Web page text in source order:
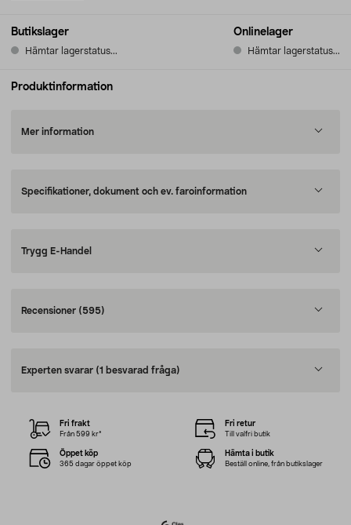
Butikslager
Hämtar lagerstatus...
Onlinelager
Hämtar lagerstatus...
Produktinformation
Mer information
Specifikationer, dokument och ev. faroinformation
Trygg E-Handel
Recensioner (595)
Experten svarar (1 besvarad fråga)
Fri frakt
Från 599 kr*
Fri retur
Till valfri butik
Öppet köp
365 dagar öppet köp
Hämta i butik
Beställ online, från butikslager